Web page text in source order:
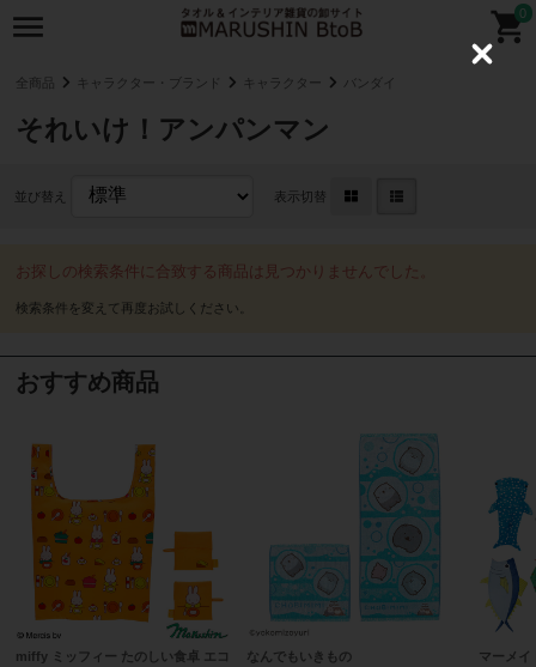
0
全商品 キャラクター・ブランド キャラクター バンダイ
それいけ！アンパンマン
並び替え 表示切替
お探しの検索条件に合致する商品は見つかりませんでした。
おすすめ商品
miffy ミッフィー たのしい食卓 エコ
なんでもいきもの マーメイ
C